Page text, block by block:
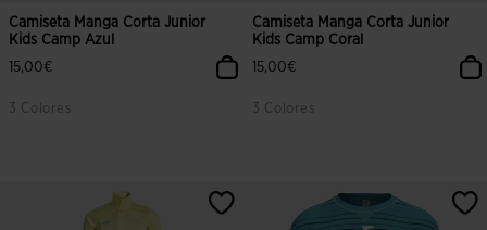
Camiseta Manga Corta Junior
Kids Camp Azul
15,00€
3 Colores
Camiseta Manga Corta Junior
Kids Camp Coral
15,00€
3 Colores